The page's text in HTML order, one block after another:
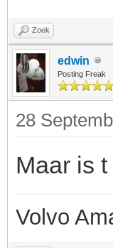
Zoek
edwin
Posting Freak
28
Maar is
Volvo